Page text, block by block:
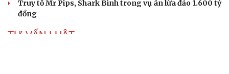
Truy tố Mr Pips, Shark Bình trong vụ án lừa đảo 1.600 tỷ
đồng
TƯ VẤN LUẬT